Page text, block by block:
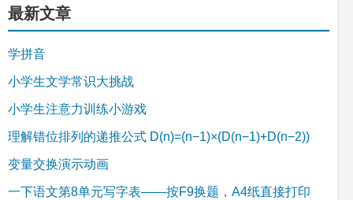
最新文章
学拼音
小学生文学常识大挑战
小学生注意力训练小游戏
理解错位排列的递推公式 D(n)=(n−1)×(D(n−1)+D(n−2))
变量交换演示动画
一下语文第8单元写字表——按F9换题，A4纸直接打印